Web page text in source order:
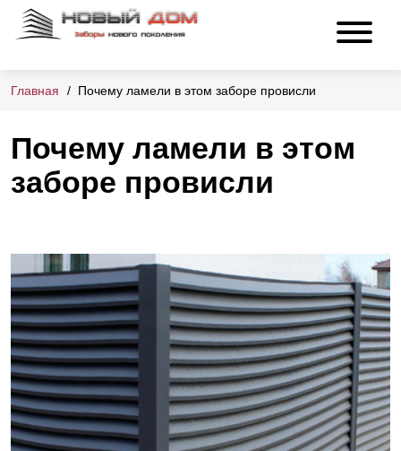
Главная Почему ламели в этом заборе провисли
Почему ламели в этом
заборе провисли